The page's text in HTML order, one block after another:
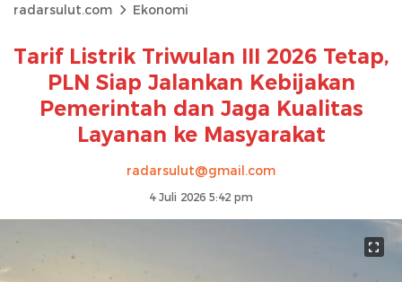
radarsulut.com Ekonomi
Tarif Listrik Triwulan III 2026 Tetap,
PLN Siap Jalankan Kebijakan
Pemerintah dan Jaga Kualitas
Layanan ke Masyarakat
radarsulut@gmail.com
4 Juli 2026 5:42 pm